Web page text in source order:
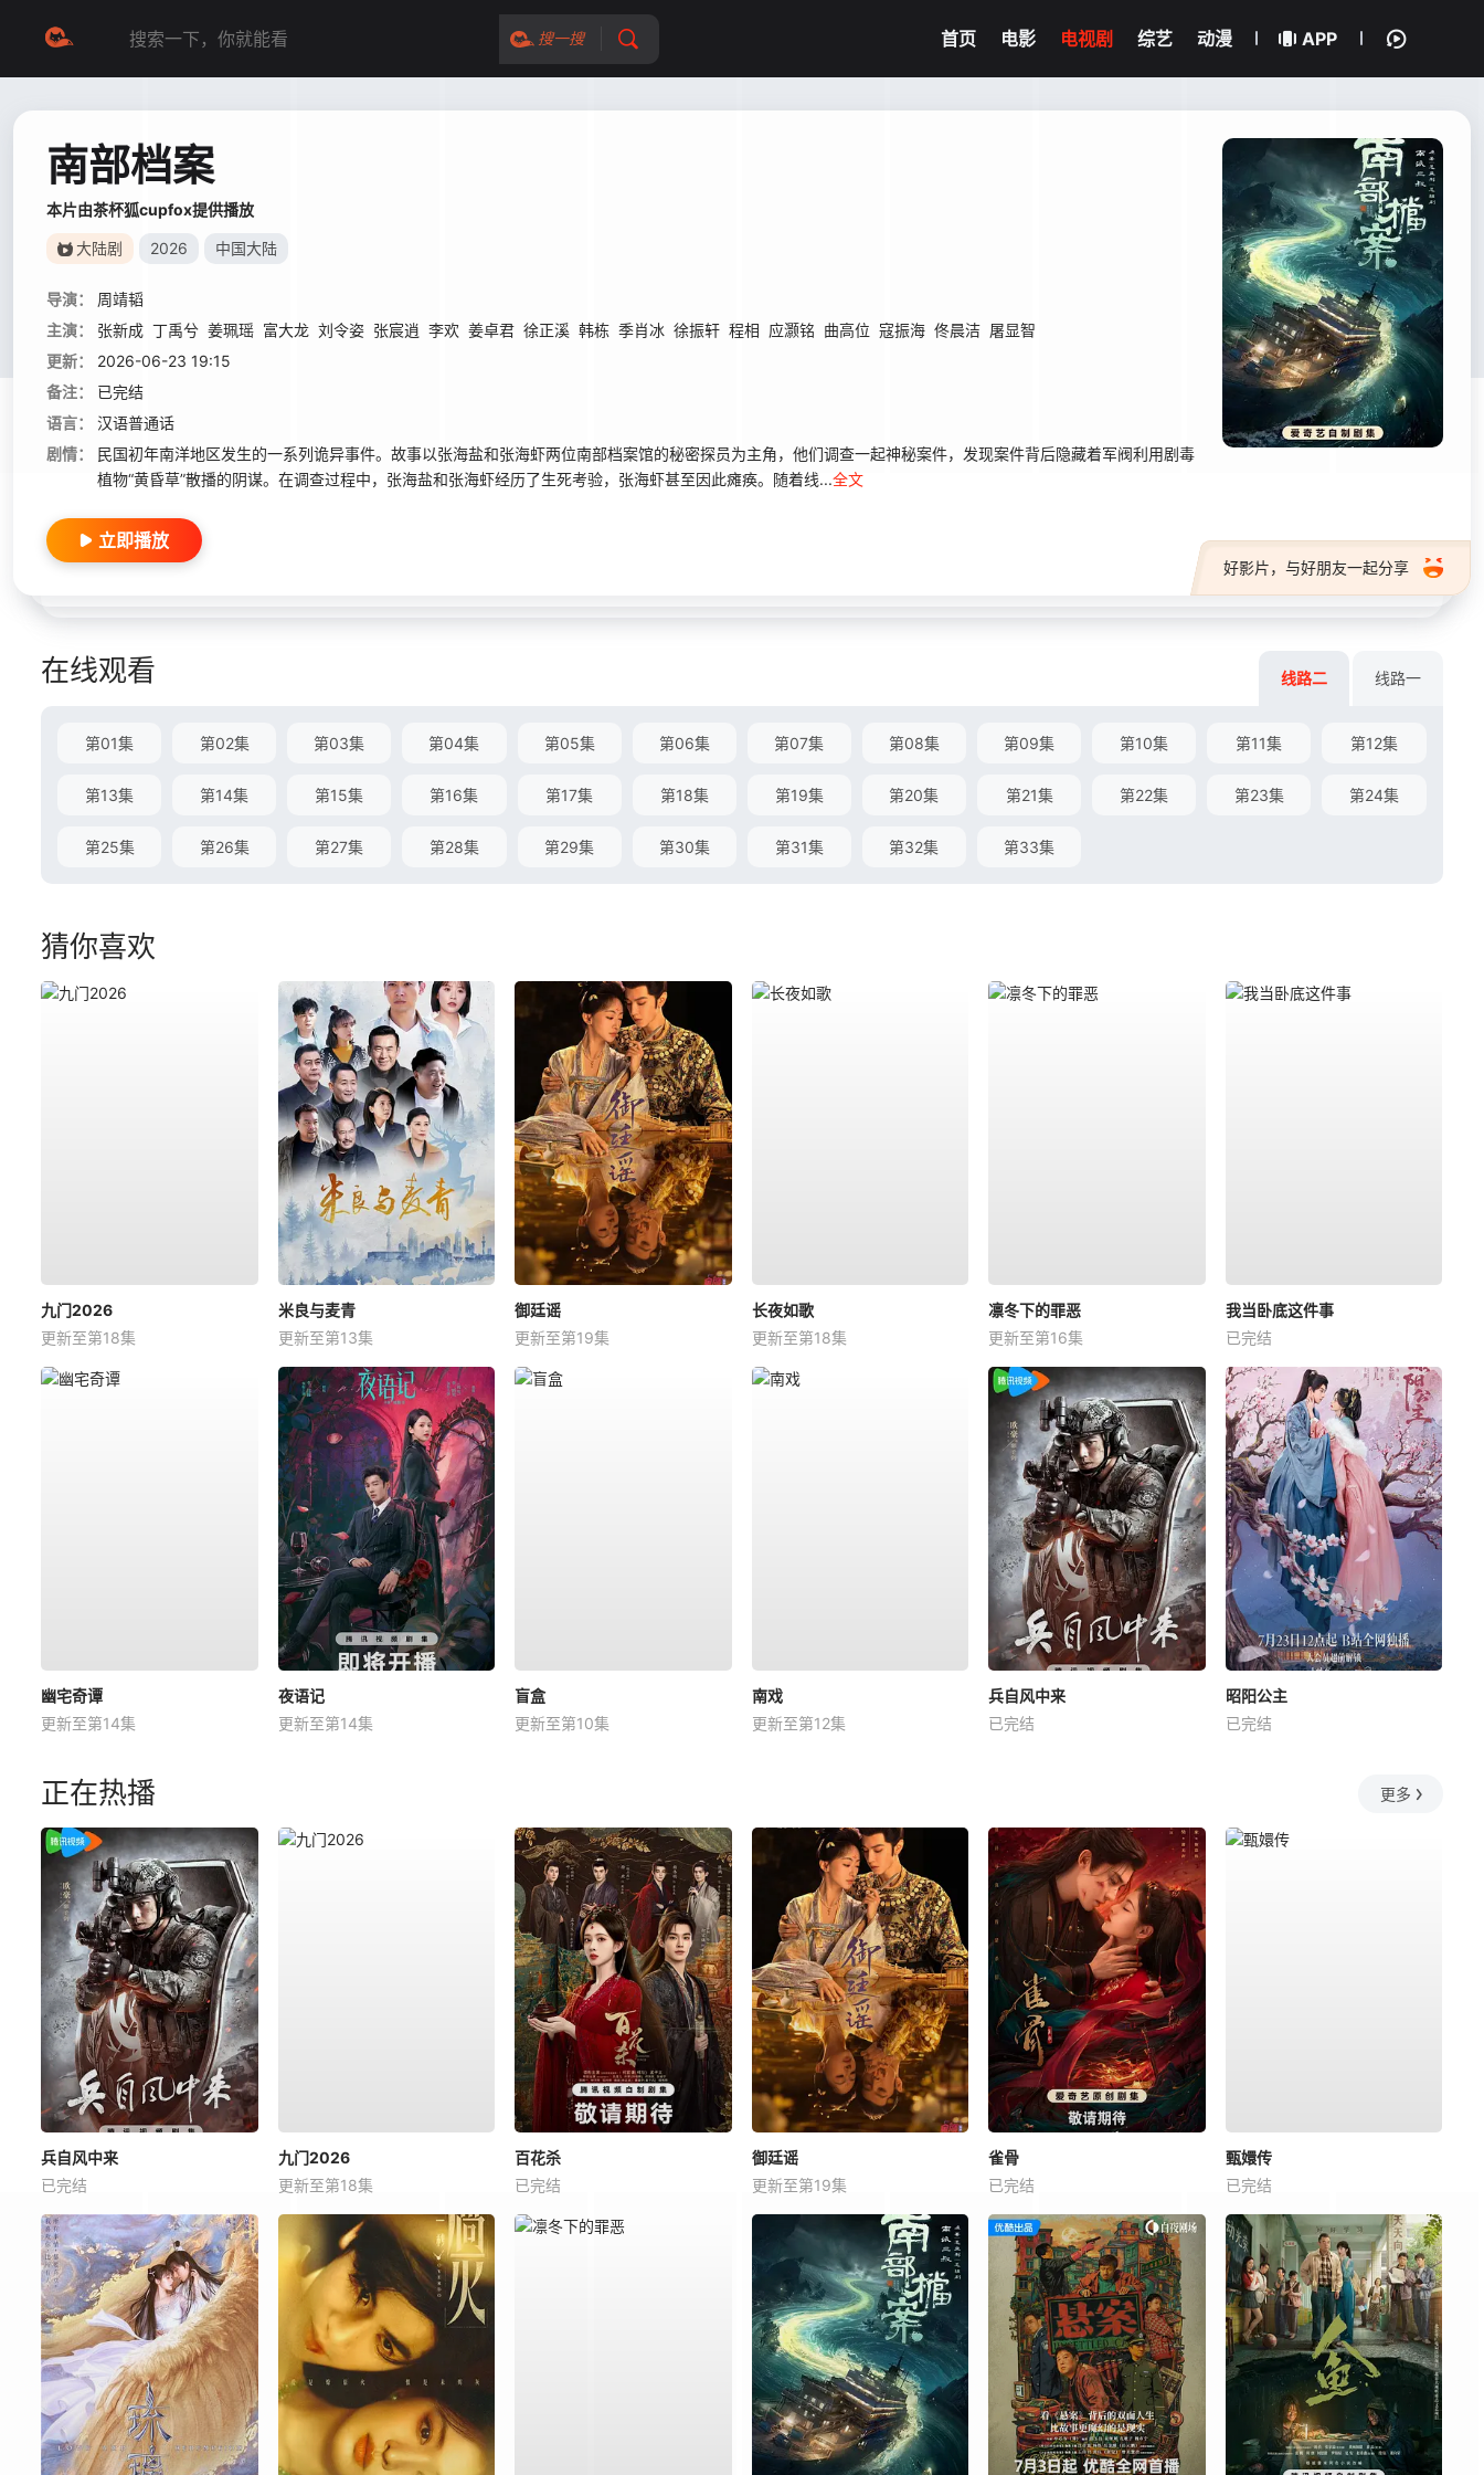
搜一搜 首页 电影 电视剧 综艺 动漫 APP
南部档案
本片由茶杯狐cupfox提供播放
大陆剧 2026 中国大陆
导演：
周靖韬
主演：
张新成 丁禹兮 姜珮瑶 富大龙 刘令姿 张宸逍 李欢 姜卓君 徐正溪 韩栋 季肖冰 徐振轩 程相 应灏铭 曲高位 寇振海 佟晨洁 屠显智
更新：
2026-06-23 19:15
备注：
已完结
语言：
汉语普通话
剧情：
民国初年南洋地区发生的一系列诡异事件。故事以张海盐和张海虾两位南部档案馆的秘密探员为主角，他们调查一起神秘案件，发现案件背后隐藏着军阀利用剧毒
植物“黄昏草”散播的阴谋。在调查过程中，张海盐和张海虾经历了生死考验，张海虾甚至因此瘫痪。随着线...全文
好影片，与好朋友一起分享
立即播放
在线观看 线路二 线路一
第01集 第02集 第03集 第04集 第05集 第06集 第07集 第08集 第09集 第10集 第11集 第12集
第13集 第14集 第15集 第16集 第17集 第18集 第19集 第20集 第21集 第22集 第23集 第24集
第25集 第26集 第27集 第28集 第29集 第30集 第31集 第32集 第33集
猜你喜欢
九门2026
更新至第18集
米良与麦青
更新至第13集
御廷谣
更新至第19集
长夜如歌
更新至第18集
凛冬下的罪恶
更新至第16集
我当卧底这件事
已完结
幽宅奇谭
更新至第14集
夜语记
更新至第14集
盲盒
更新至第10集
南戏
更新至第12集
兵自风中来
已完结
昭阳公主
已完结
正在热播 更多
兵自风中来
已完结
九门2026
更新至第18集
百花杀
已完结
御廷谣
更新至第19集
雀骨
已完结
甄嬛传
已完结